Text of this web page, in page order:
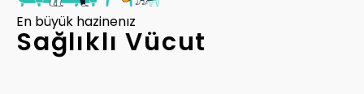
En büyük hazinenız
Sağlıklı Vücut